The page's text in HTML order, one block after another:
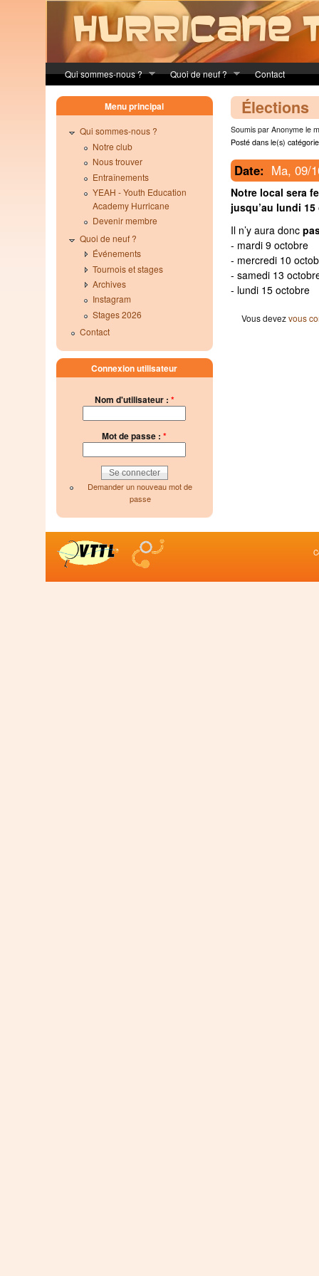
Qui sommes-nous ? Quoi de neuf ? Contact
Élections
Soumis par Anonyme le
Posté dans le(s)
Date: Ma, 09/
Notre local sera
jusqu’au lundi
Il n’y aura donc
- mardi 9 octobre
- mercredi 10
- samedi 13
- lundi 15 octobre
Vous devezvous
Menu principal
Qui sommes-nous ?
Notre club
Nous trouver
Entraînements
YEAH - Youth Education
Academy Hurricane
Devenir membre
Quoi de neuf ?
Événements
Tournois et stages
Archives
Instagram
Stages 2026
Contact
Connexion utilisateur
Nom d'utilisateur : *
Mot de passe :*
Demander un nouveau mot de
passe